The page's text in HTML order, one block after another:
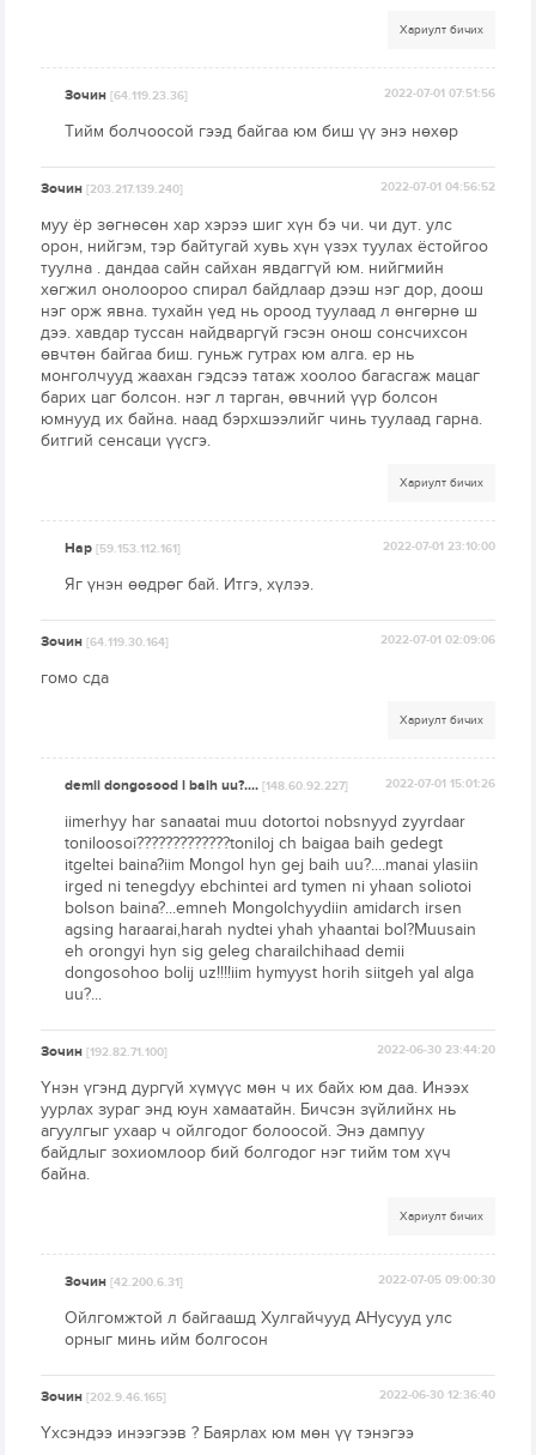
Хариулт бичих
Зочин[64.119.23.36] 2022-07-01 07:51:56
Тийм болчоосой гээд байгаа юм биш үү энэ нөхөр
Зочин[203.217.139.240] 2022-07-01 04:56:52
муу ёр зөгнөсөн хар хэрээ шиг хүн бэ чи. чи дут. улс
орон, нийгэм, тэр байтугай хувь хүн үзэх туулах ёстойгоо
туулна . дандаа сайн сайхан явдаггүй юм. нийгмийн
хөгжил онолоороо спирал байдлаар дээш нэг дор, доош
нэг орж явна. тухайн үед нь ороод туулаад л өнгөрнө ш
дээ. хавдар туссан найдваргүй гэсэн онош сонсчихсон
өвчтөн байгаа биш. гуньж гутрах юм алга. ер нь
монголчууд жаахан гэдсээ татаж хоолоо багасгаж мацаг
барих цаг болсон. нэг л тарган, өвчний үүр болсон
юмнууд их байна. наад бэрхшээлийг чинь туулаад гарна.
битгий сенсаци үүсгэ.
Хариулт бичих
Нар[59.153.112.161] 2022-07-01 23:10:00
Яг үнэн өөдрөг бай. Итгэ, хүлээ.
Зочин[64.119.30.164] 2022-07-01 02:09:06
гомо сда
Хариулт бичих
demii dongosood l baih uu?....[148.60.92.227] 2022-07-01 15:01:26
iimerhyy har sanaatai muu dotortoi nobsnyyd zyyrdaar
toniloosoi?????????????toniloj ch baigaa baih gedegt
itgeltei baina?iim Mongol hyn gej baih uu?....manai ylasiin
irged ni tenegdyy ebchintei ard tymen ni yhaan soliotoi
bolson baina?...emneh Mongolchyydiin amidarch irsen
agsing haraarai,harah nydtei yhah yhaantai bol?Muusain
eh orongyi hyn sig geleg charailchihaad demii
dongosohoo bolij uz!!!!iim hymyyst horih siitgeh yal alga
uu?...
Зочин[192.82.71.100] 2022-06-30 23:44:20
Үнэн үгэнд дургүй хүмүүс мөн ч их байх юм даа. Инээх
уурлах зураг энд юун хамаатайн. Бичсэн зүйлийнх нь
агуулгыг ухаар ч ойлгодог болоосой. Энэ дампуу
байдлыг зохиомлоор бий болгодог нэг тийм том хүч
байна.
Хариулт бичих
Зочин[42.200.6.31] 2022-07-05 09:00:30
Ойлгомжтой л байгаашд Хулгайчууд АНусууд улс
орныг минь ийм болгосон
Зочин[202.9.46.165] 2022-06-30 12:36:40
Үхсэндээ инээгээв ? Баярлах юм мөн үү тэнэгээ